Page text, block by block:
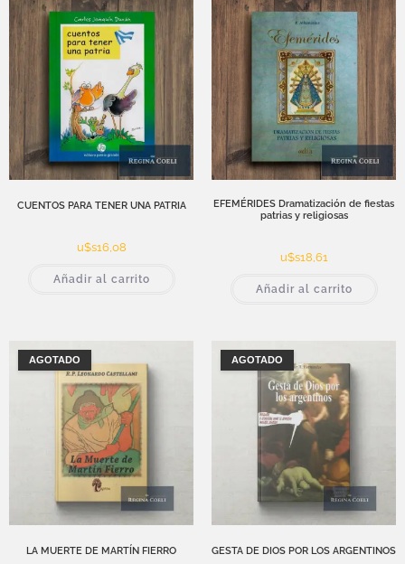
CUENTOS PARA TENER UNA PATRIA
u$s16,08
Añadir al carrito
EFEMÉRIDES Dramatización de fiestas
patrias y religiosas
u$s18,61
Añadir al carrito
AGOTADO
LA MUERTE DE MARTÍN FIERRO
AGOTADO
GESTA DE DIOS POR LOS ARGENTINOS